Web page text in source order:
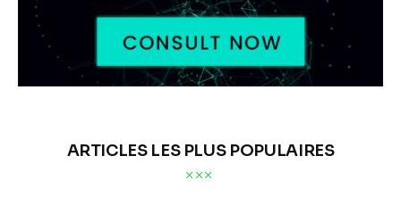
ARTICLES LES PLUS POPULAIRES